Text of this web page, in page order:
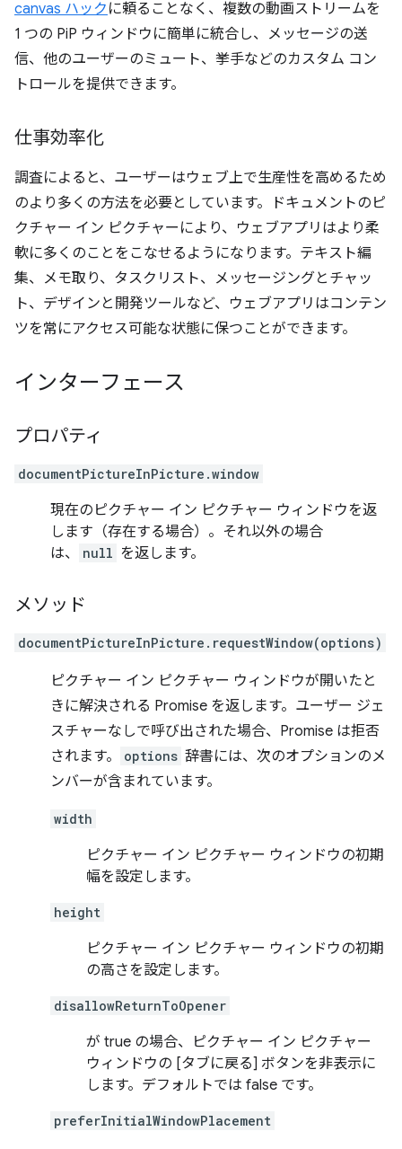
canvas ハック に頼ることなく、複数の動画ストリームを
1 つの PiP ウィンドウに簡単に統合し、メッセージの送
信、他のユーザーのミュート、挙手などのカスタム コン
トロールを提供できます。
仕事効率化
調査によると、ユーザーはウェブ上で生産性を高めるため
のより多くの方法を必要としています。ドキュメントのピ
クチャー イン ピクチャーにより、ウェブアプリはより柔
軟に多くのことをこなせるようになります。テキスト編
集、メモ取り、タスクリスト、メッセージングとチャッ
ト、デザインと開発ツールなど、ウェブアプリはコンテン
ツを常にアクセス可能な状態に保つことができます。
インターフェース
プロパティ
documentPictureInPicture.window
現在のピクチャー イン ピクチャー ウィンドウを返
します（存在する場合）。それ以外の場合
は、
null を返します。
メソッド
documentPictureInPicture.requestWindow(options)
ピクチャー イン ピクチャー ウィンドウが開いたと
きに解決される Promise を返します。ユーザー ジェ
スチャーなしで呼び出された場合、Promise は拒否
されます。
options 辞書には、次のオプションのメ
ンバーが含まれています。
width
ピクチャー イン ピクチャー ウィンドウの初期
幅を設定します。
height
ピクチャー イン ピクチャー ウィンドウの初期
の高さを設定します。
disallowReturnToOpener
が true の場合、ピクチャー イン ピクチャー
ウィンドウの [タブに戻る] ボタンを非表示に
します。デフォルトでは false です。
preferInitialWindowPlacement